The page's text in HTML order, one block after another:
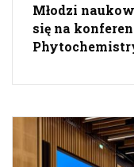
Młodzi
się na